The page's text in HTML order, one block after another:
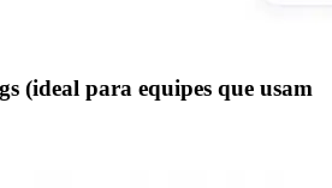
(ideal para equipes que usam